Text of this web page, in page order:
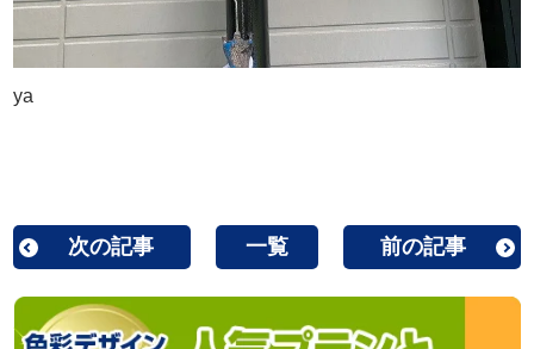
ya
次の記事 一覧 前の記事